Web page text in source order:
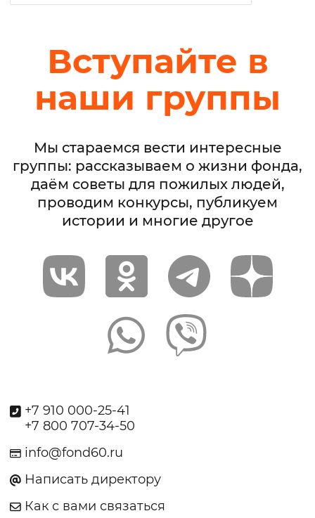
Вступайте в
наши группы
Мы стараемся вести интересные
группы: рассказываем о жизни фонда,
даём советы для пожилых людей,
проводим конкурсы, публикуем
истории и многие другое
+7 910 000-25-41
+7 800 707-34-50
info@fond60.ru
Написать директору
Как с вами связаться